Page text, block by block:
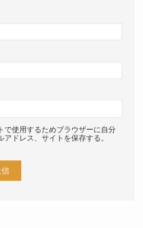
で使用するためブラウザーに自分
アドレス、サイトを保存する。